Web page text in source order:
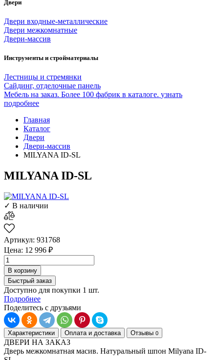
Двери
Двери входные-металлические
Двери межкомнатные
Двери-массив
Инструменты и стройматериалы
Лестницы и стремянки
Сайдинг, отделочные панель
Мебель на заказ. Более 100 фабрик в каталоге. узнать
подробнее
Главная
Каталог
Двери
Двери-массив
MILYANA ID-SL
MILYANA ID-SL
✓ В наличии
Артикул: 931768
Цена: 12 996 ₽
В корзину
Быстрый заказ
Доступно для покупки 1 шт.
Подробнее
Поделитесь с друзьями
Характеристики Оплата и доставка Отзывы 0
ДВЕРИ НА ЗАКАЗ
Дверь межкомнатная масив. Натуральный шпон Milyana ID-